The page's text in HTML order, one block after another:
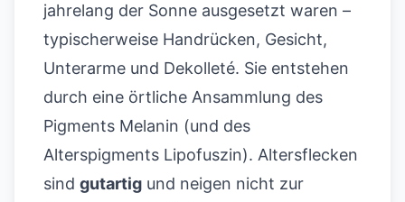
jahrelang der Sonne ausgesetzt waren –
typischerweise Handrücken, Gesicht,
Unterarme und Dekolleté. Sie entstehen
durch eine örtliche Ansammlung des
Pigments Melanin (und des
Alterspigments Lipofuszin). Altersflecken
sind gutartig und neigen nicht zur